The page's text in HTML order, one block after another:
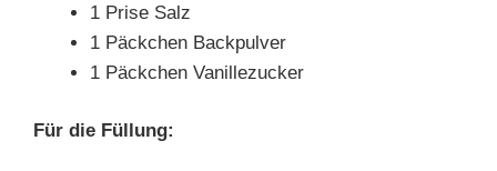
1 Prise Salz
1 Päckchen Backpulver
1 Päckchen Vanillezucker
Für die Füllung: